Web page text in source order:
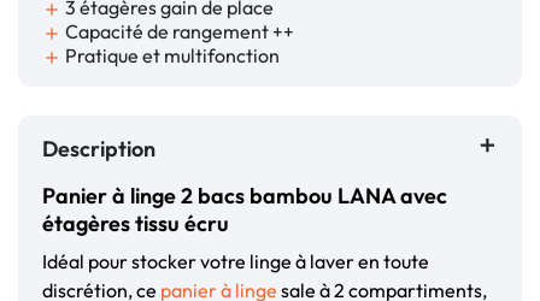
add 3 étagères gain de place
add Capacité de rangement ++
add Pratique et multifonction
Description
Panier à linge 2 bacs bambou LANA avec
étagères tissu écru
Idéal pour stocker votre linge à laver en toute
discrétion, ce panier à linge sale à 2 compartiments,